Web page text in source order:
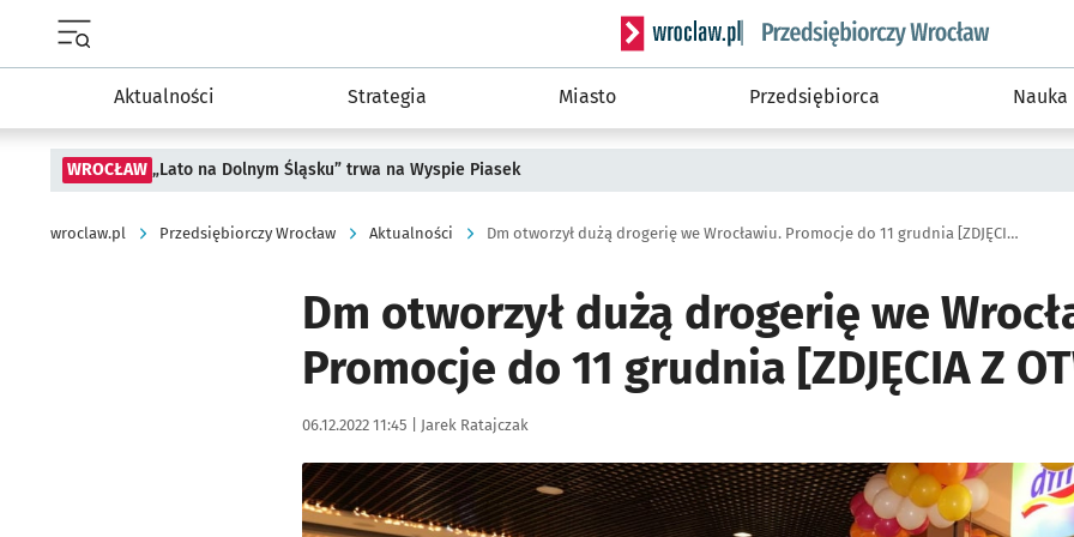
Serwis informacyjny wroclaw.pl podserwis:
Aktualności Strategia Miasto Przedsiębiorca Nauka
WROCŁAW „Lato na Dolnym Śląsku” trwa na Wyspie Piasek
wroclaw.pl Przedsiębiorczy Wrocław Aktualności Dm otworzył dużą drogerię we Wrocławiu. Promocje do 11 grudnia [ZDJĘCIA Z OTWARCIA]
Dm otworzył dużą drogerię we
Promocje do 11 grudnia [ZDJĘCIA Z
Data publikacji:
06.12.2022 11:45 | Autor:
Jarek Ratajczak
Kliknij, aby zobaczyć galerię